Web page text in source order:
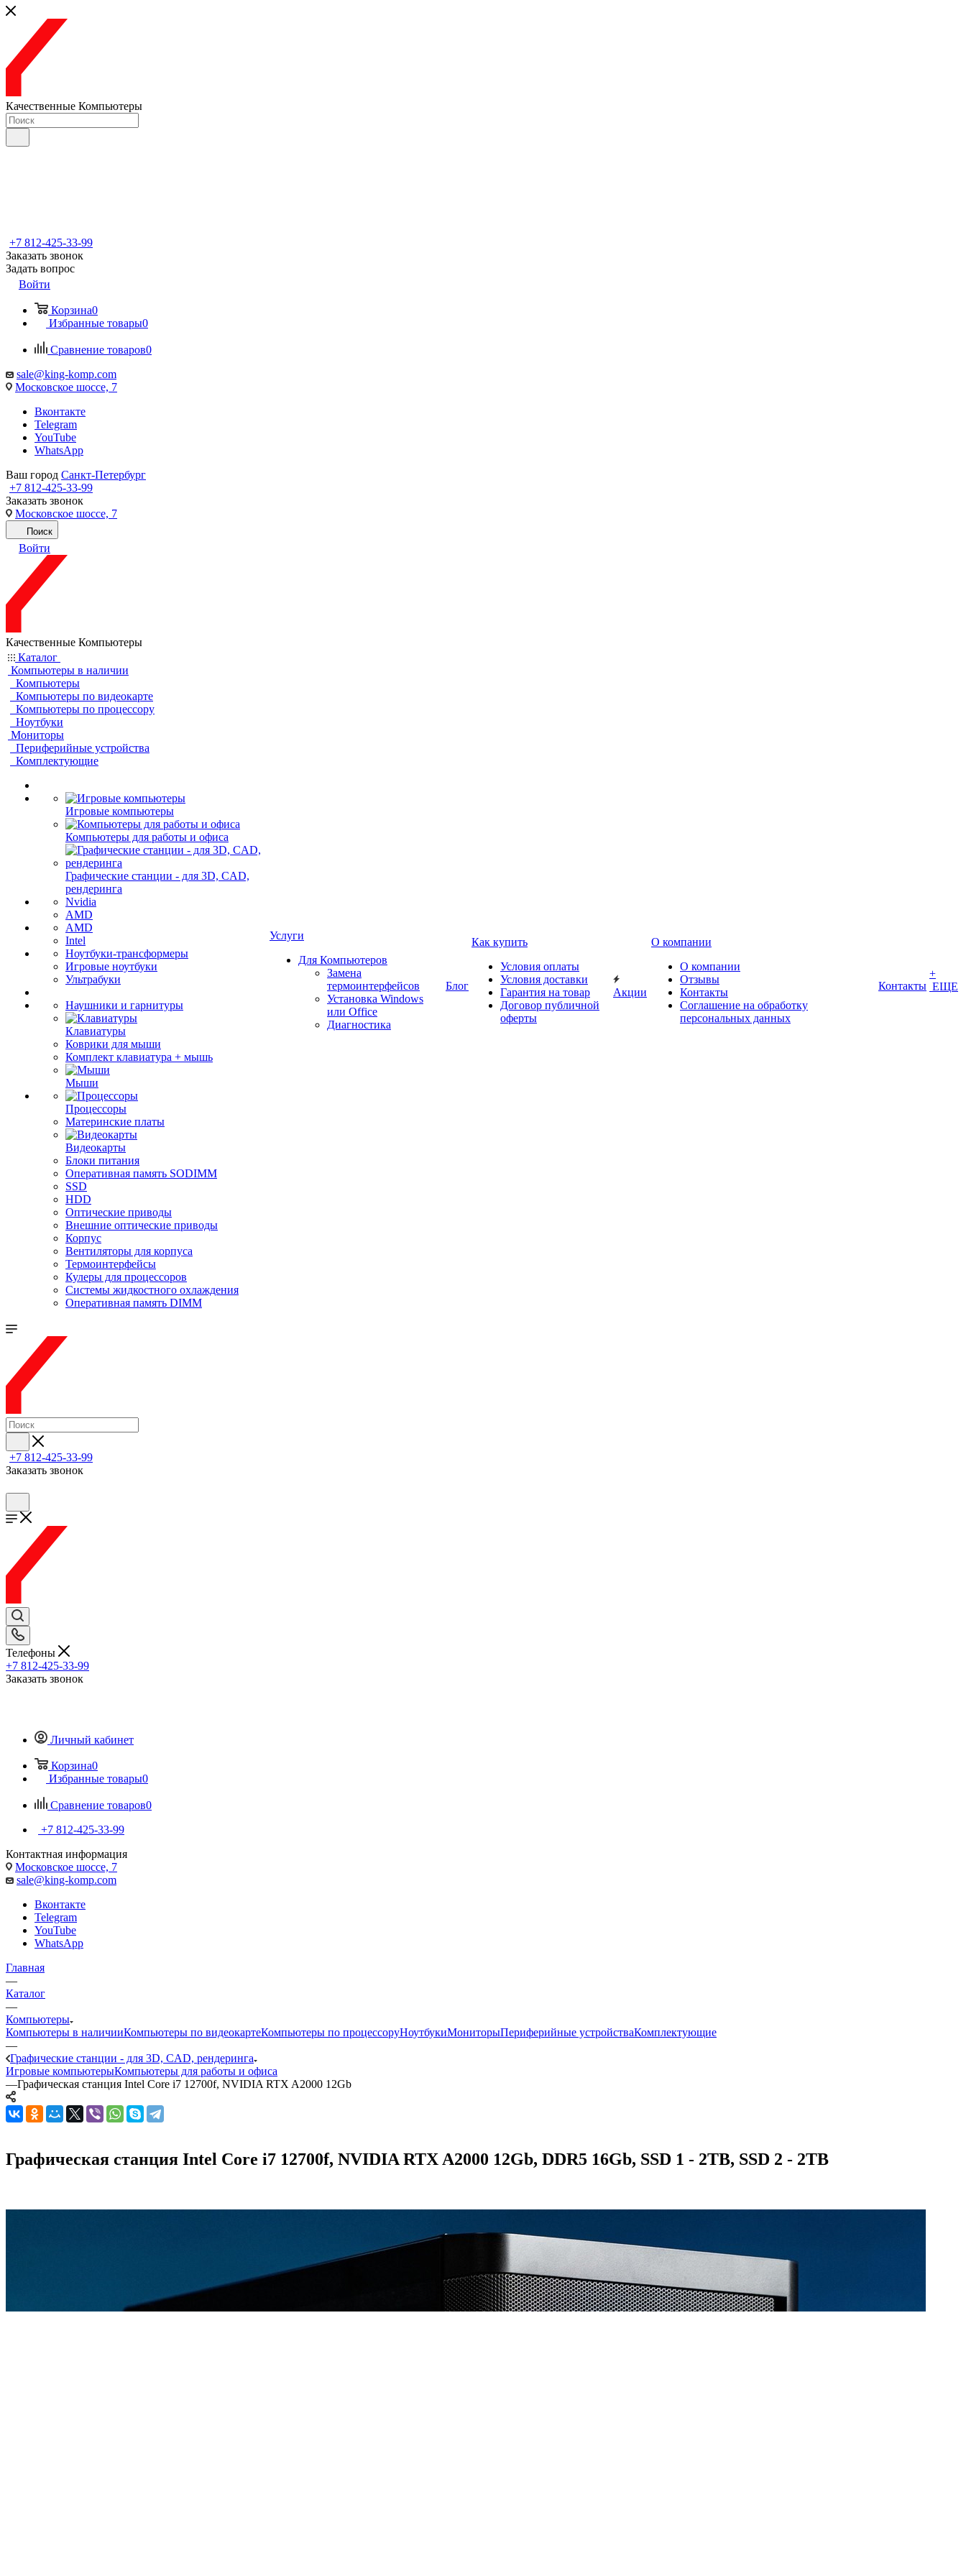
Качественные Компьютеры
+7 812-425-33-99
Заказать звонок
Задать вопрос
Войти
Корзина0
Избранные товары0
Сравнение товаров0
sale@king-komp.com
Московское шоссе, 7
Вконтакте
Telegram
YouTube
WhatsApp
Ваш город Санкт-Петербург
+7 812-425-33-99
Заказать звонок
Московское шоссе, 7
Поиск
Войти
Качественные Компьютеры
Каталог
Компьютеры в наличии
Компьютеры
Компьютеры по видеокарте
Компьютеры по процессору
Ноутбуки
Мониторы
Периферийные устройства
Комплектующие
Игровые компьютеры
Компьютеры для работы и офиса
Графические станции - для 3D, CAD,
рендеринга
Nvidia
AMD
AMD
Intel
Ноутбуки-трансформеры
Игровые ноутбуки
Ультрабуки
Наушники и гарнитуры
Клавиатуры
Коврики для мыши
Комплект клавиатура + мышь
Мыши
Процессоры
Материнские платы
Видеокарты
Блоки питания
Оперативная память SODIMM
SSD
HDD
Оптические приводы
Внешние оптические приводы
Корпус
Вентиляторы для корпуса
Термоинтерфейсы
Кулеры для процессоров
Системы жидкостного охлаждения
Оперативная память DIMM
Услуги
Для Компьютеров
Замена
термоинтерфейсов
Установка Windows
или Office
Диагностика
Блог
Как купить
Условия оплаты
Условия доставки
Гарантия на товар
Договор публичной
оферты
Акции
О компании
О компании
Отзывы
Контакты
Соглашение на обработку
персональных данных
Контакты
+
ЕЩЕ
+7 812-425-33-99
Заказать звонок
Телефоны
+7 812-425-33-99
Заказать звонок
Личный кабинет
Корзина0
Избранные товары0
Сравнение товаров0
+7 812-425-33-99
Контактная информация
Московское шоссе, 7
sale@king-komp.com
Вконтакте
Telegram
YouTube
WhatsApp
Главная
—
Каталог
—
Компьютеры
Компьютеры в наличииКомпьютеры по видеокартеКомпьютеры по процессоруНоутбукиМониторыПериферийные устройстваКомплектующие
—
Графические станции - для 3D, CAD, рендеринга
Игровые компьютерыКомпьютеры для работы и офиса
—Графическая станция Intel Core i7 12700f, NVIDIA RTX A2000 12Gb
Графическая станция Intel Core i7 12700f, NVIDIA RTX A2000 12Gb, DDR5 16Gb, SSD 1 - 2TB, SSD 2 - 2TB